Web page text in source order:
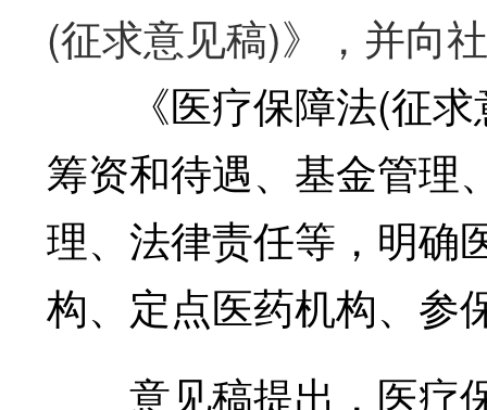
(征求意见稿)》，并向
《医疗保障法(征求
筹资和待遇、基金管理
理、法律责任等，明确
构、定点医药机构、参
意见稿提出，医疗